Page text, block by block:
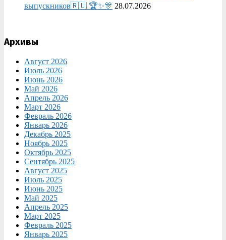
выпускников🇷🇺 🏆✨🎊 28.07.2026
Архивы
Август 2026
Июль 2026
Июнь 2026
Май 2026
Апрель 2026
Март 2026
Февраль 2026
Январь 2026
Декабрь 2025
Ноябрь 2025
Октябрь 2025
Сентябрь 2025
Август 2025
Июль 2025
Июнь 2025
Май 2025
Апрель 2025
Март 2025
Февраль 2025
Январь 2025